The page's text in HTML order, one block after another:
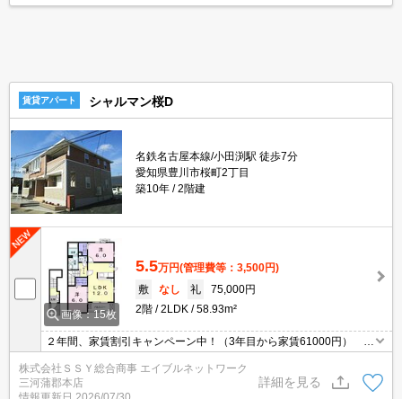
賃貸アパート シャルマン桜D
名鉄名古屋本線/小田渕駅 徒歩7分
愛知県豊川市桜町2丁目
築10年
2階建
画像：15枚
5.5万円(管理費等：3,500円)
敷
なし 礼
75,000円
2階
2LDK 58.93m²
２年間、家賃割引キャンペーン中！（3年目から家賃61000円）
都市ガス対応の2LDK、２階角部屋！ ●エアコン１基・浴室乾燥
機付 ●各洋室にウォークインクローゼットあり ●ご見学可
能！
株式会社ＳＳＹ総合商事 エイブルネットワーク
三河蒲郡本店
詳細を見る